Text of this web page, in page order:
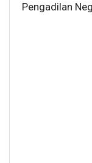
Pengadilan